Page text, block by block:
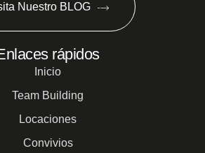
Nuestro BLOG
rápidos
Inicio
Team Building
Locaciones
Convivios